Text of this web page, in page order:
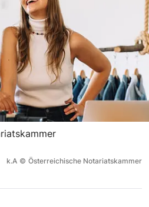
k.A © Österreichische Notariatskammer